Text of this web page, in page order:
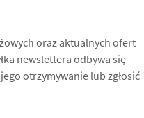
oraz aktualnych ofert
newslettera odbywa się
otrzymywanie lub zgłosić